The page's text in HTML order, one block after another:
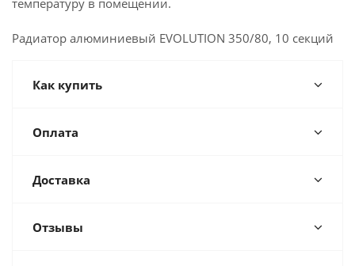
температуру в помещении.
Радиатор алюминиевый EVOLUTION 350/80, 10 секций
Как купить
Оплата
Доставка
Отзывы